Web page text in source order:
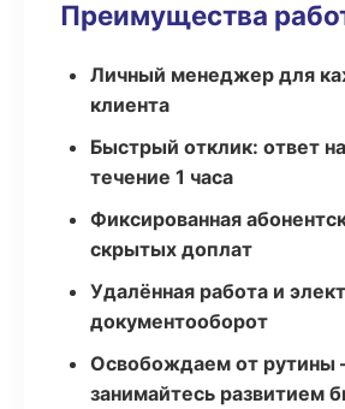
Преимущества
Личный менеджер для
клиента
Быстрый отклик: ответ
течение 1 часа
Фиксированная
скрытых доплат
Удалённая работа и
документооборот
Освобождаем от рутины
занимайтесь развитием